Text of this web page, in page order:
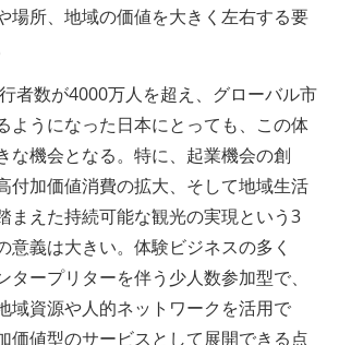
場所、地域の価値を大きく左右する要
者数が4000万人を超え、グローバル市
ようになった日本にとっても、この体
な機会となる。特に、起業機会の創
付加価値消費の拡大、そして地域生活
まえた持続可能な観光の実現という3
意義は大きい。体験ビジネスの多く
タープリターを伴う少人数参加型で、
域資源や人的ネットワークを活用で
価値型のサービスとして展開できる点